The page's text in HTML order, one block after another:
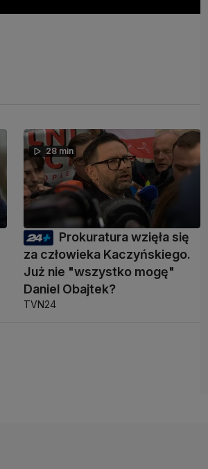
28 min
Prokuratura wzięła się
za człowieka Kaczyńskiego.
Już nie "wszystko mogę"
Daniel Obajtek?
TVN24